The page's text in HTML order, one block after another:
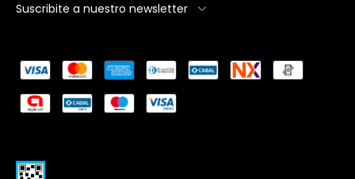
Suscribite a nuestro newsletter